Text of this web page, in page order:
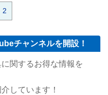
2
チャンネルを開設！
関するお得な情報を
しています！